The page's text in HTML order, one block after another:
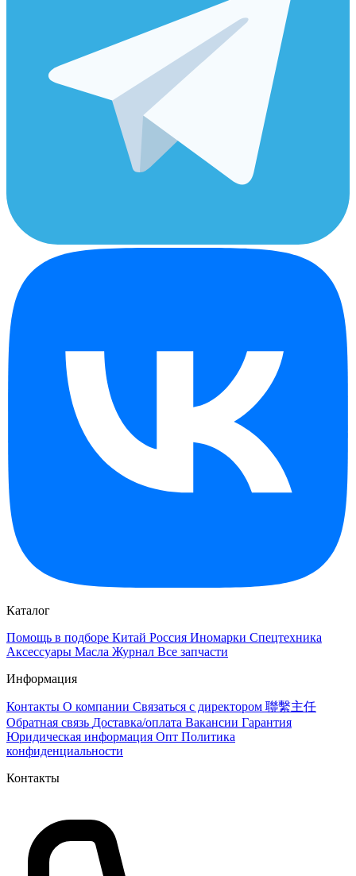
Каталог
Помощь в подборе Китай Россия Иномарки Спецтехника
Аксессуары Масла Журнал Все запчасти
Информация
Контакты О компании Связаться с директором 聯繫主任
Обратная связь Доставка/оплата Вакансии Гарантия
Юридическая информация Опт Политика
конфиденциальности
Контакты